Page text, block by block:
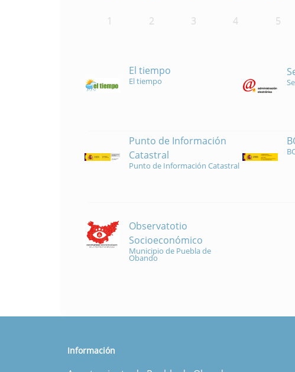
1 2 3 4 5
El tiempo
El tiempo
Punto de Información
Catastral
Punto de Información Catastral
Observatotio
Socioeconómico
Municipio de Puebla de
Obando
Información